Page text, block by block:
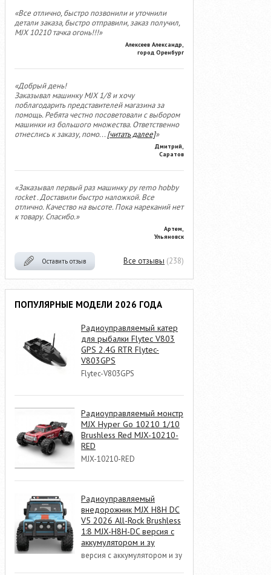
«Все отлично, быстро позвонили и уточнили
детали заказа, быстро отправили, заказ получил,
MJX 10210 тачка огонь!!!»
Алексеев Александр,
город Оренбург
«Добрый день!
Заказывал машинку MJX 1/8 и хочу
поблагодарить представителей магазина за
помощь. Ребята честно посоветовали с выбором
машинки из большого множества. Ответственно
отнеслись к заказу, помо...[читать далее]»
Дмитрий,
Саратов
«Заказывал первый раз машинку ру remo hobby
rocket . Доставили быстро наложкой. Все
отлично. Качество на высоте. Пока нареканий нет
к товару. Спасибо.»
Артем,
Ульяновск
Оставить отзыв Все отзывы (238)
ПОПУЛЯРНЫЕ МОДЕЛИ 2026 ГОДА
Радиоуправляемый катер
для рыбалки Flytec V803
GPS 2.4G RTR Flytec-
V803GPS
Flytec-V803GPS
Радиоуправляемый монстр
MJX Hyper Go 10210 1/10
Brushless Red MJX-10210-
RED
MJX-10210-RED
Радиоуправляемый
внедорожник MJX H8H DC
V5 2026 All-Rock Brushless
1:8 MJX-H8H-DC версия с
аккумулятором и зу
версия с аккумулятором и зу